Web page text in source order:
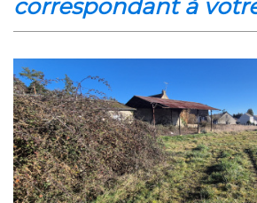
correspondant à